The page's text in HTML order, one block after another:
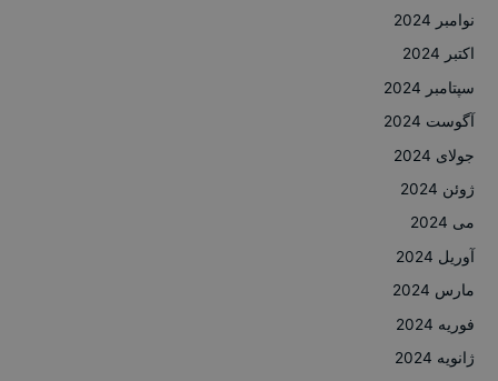
نوامبر 2024
اکتبر 2024
سپتامبر 2024
آگوست 2024
جولای 2024
ژوئن 2024
می 2024
آوریل 2024
مارس 2024
فوریه 2024
ژانویه 2024